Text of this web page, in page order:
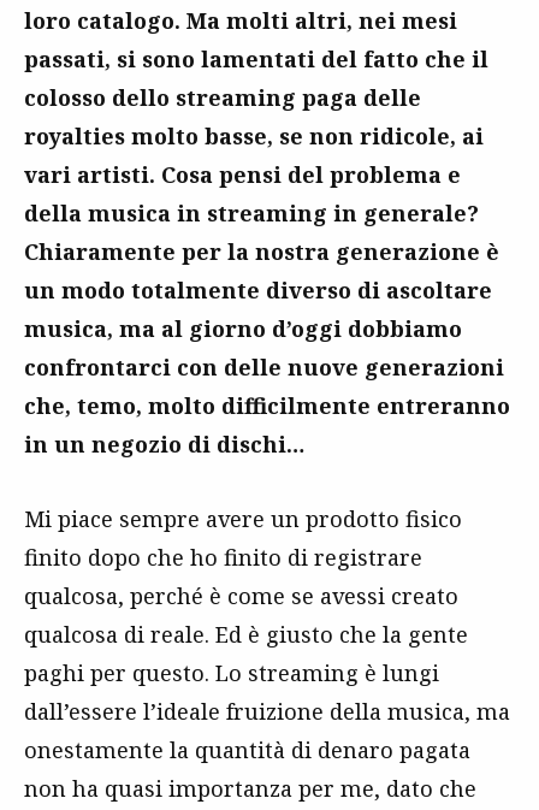
loro catalogo. Ma molti altri, nei mesi
passati, si sono lamentati del fatto che il
colosso dello streaming paga delle
royalties molto basse, se non ridicole, ai
vari artisti. Cosa pensi del problema e
della musica in streaming in generale?
Chiaramente per la nostra generazione è
un modo totalmente diverso di ascoltare
musica, ma al giorno d’oggi dobbiamo
confrontarci con delle nuove generazioni
che, temo, molto difficilmente entreranno
in un negozio di dischi…
Mi piace sempre avere un prodotto fisico
finito dopo che ho finito di registrare
qualcosa, perché è come se avessi creato
qualcosa di reale. Ed è giusto che la gente
paghi per questo. Lo streaming è lungi
dall’essere l’ideale fruizione della musica, ma
onestamente la quantità di denaro pagata
non ha quasi importanza per me, dato che